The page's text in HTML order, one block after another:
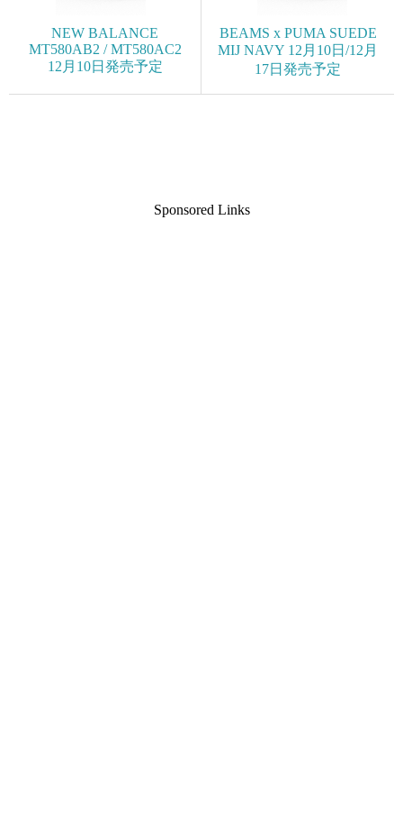
NEW BALANCE
MT580AB2 / MT580AC2
12月10日発売予定
BEAMS x PUMA SUEDE
MIJ NAVY 12月10日/12月
17日発売予定
Sponsored Links